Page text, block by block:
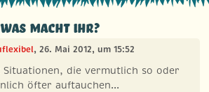
macht ihr?
, 26. Mai 2012, um 15:52
Situationen, die vermutlich so oder
öfter auftauchen...